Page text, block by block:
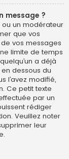
message ?
ou un modérateur
que vos
vos messages
limite de temps
a déjà
dessous du
l’avez modifié,
Ce petit texte
par un
rédiger
Veuillez noter
leur